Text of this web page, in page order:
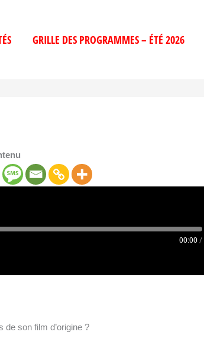
GRILLE DES PROGRAMMES – ÉTÉ 2026
00:00 /
de son film d’origine ?